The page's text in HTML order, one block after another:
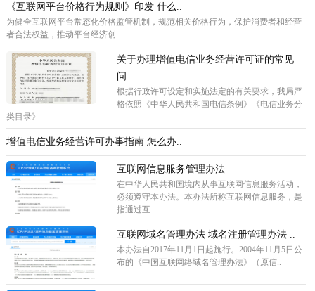
《互联网平台价格行为规则》印发 什么..
为健全互联网平台常态化价格监管机制，规范相关价格行为，保护消费者和经营
者合法权益，推动平台经济创..
关于办理增值电信业务经营许可证的常见
问..
根据行政许可设定和实施法定的有关要求，我局严
格依照《中华人民共和国电信条例》《电信业务分
类目录》..
增值电信业务经营许可办事指南 怎么办..
互联网信息服务管理办法
在中华人民共和国境内从事互联网信息服务活动，
必须遵守本办法。本办法所称互联网信息服务，是
指通过互..
互联网域名管理办法 域名注册管理办法 ..
本办法自2017年11月1日起施行。2004年11月5日公
布的《中国互联网络域名管理办法》（原信..